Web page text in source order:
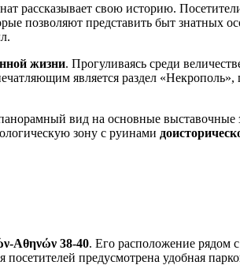
рассказывает свою историю.
позволяют представить быт знатных
жизни. Прогуливаясь среди
является раздел
вид на основные
зону с руинами
Аθηνών 38-40. Его расположение рядом
предусмотрена удобная